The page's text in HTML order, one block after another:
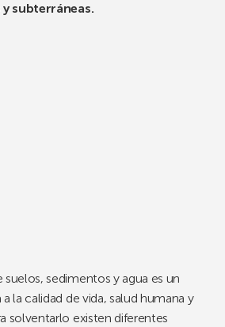
subterráneas.
sedimentos y agua es un
la calidad de vida, salud humana y
solventarlo existen diferentes